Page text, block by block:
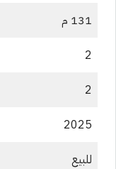
131 م
2
2
2025
للبيع